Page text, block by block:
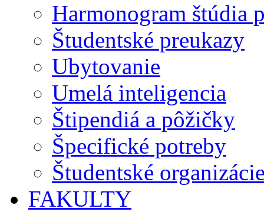
Harmonogram štúdia
Študentské preukazy
Ubytovanie
Umelá inteligencia
Štipendiá a pôžičky
Špecifické potreby
Študentské
FAKULTY